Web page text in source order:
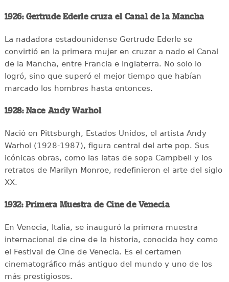
1926: Gertrude Ederle cruza el Canal de la Mancha
La nadadora estadounidense Gertrude Ederle se
convirtió en la primera mujer en cruzar a nado el Canal
de la Mancha, entre Francia e Inglaterra. No solo lo
logró, sino que superó el mejor tiempo que habían
marcado los hombres hasta entonces.
1928: Nace Andy Warhol
Nació en Pittsburgh, Estados Unidos, el artista Andy
Warhol (1928-1987), figura central del arte pop. Sus
icónicas obras, como las latas de sopa Campbell y los
retratos de Marilyn Monroe, redefinieron el arte del siglo
XX.
1932: Primera Muestra de Cine de Venecia
En Venecia, Italia, se inauguró la primera muestra
internacional de cine de la historia, conocida hoy como
el Festival de Cine de Venecia. Es el certamen
cinematográfico más antiguo del mundo y uno de los
más prestigiosos.